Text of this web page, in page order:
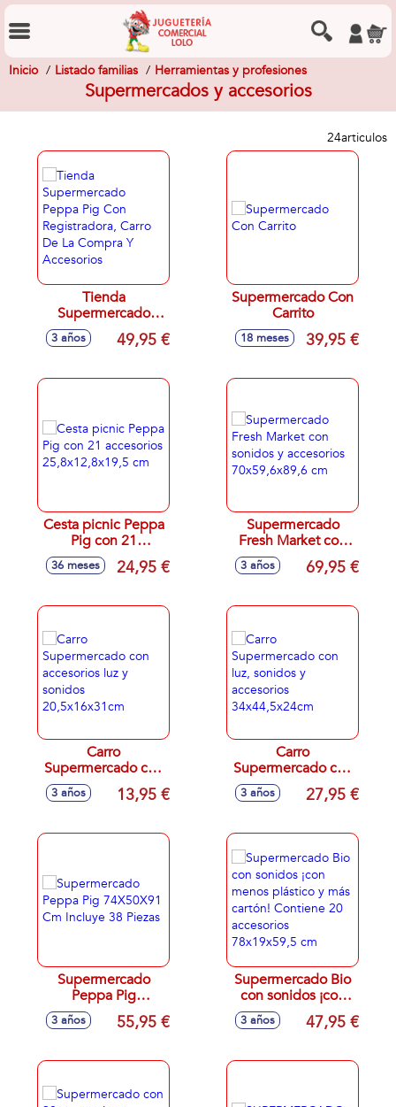
Inicio Listado familias Herramientas y profesiones
Supermercados y accesorios
24articulos
Tienda
Supermercado
Peppa Pig Con
Registradora, Carro
Accesorios
3 años 49,95 €
Supermercado Con
Carrito
18 meses 39,95 €
Cesta picnic Peppa
Pig con 21
accesorios
25,8x12,8x19,5 cm
36 meses 24,95 €
Supermercado
Fresh Market con
sonidos y
accesorios
3 años 69,95 €
Carro
Supermercado con
accesorios luz y
sonidos
3 años 13,95 €
Carro
Supermercado con
luz, sonidos y
accesorios
3 años 27,95 €
Supermercado
Peppa Pig
74X50X91 Cm
Incluye 38 Piezas
3 años 55,95 €
Supermercado Bio
con sonidos ¡con
menos plástico y
más cartón!
accesorios
3 años 47,95 €